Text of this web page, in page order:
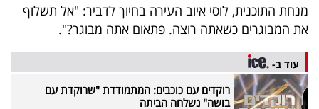
מנחת התוכנית, לוסי איוב העירה בחיוך לדביר: "אל תשלוף
את המבוגרים כשאתה רוצה. פתאום אתה מבוגר?".
עוד ב-
רוקדים עם כוכבים: המתמודדת "שרוקדת עם
בושה" נשלחה הביתה